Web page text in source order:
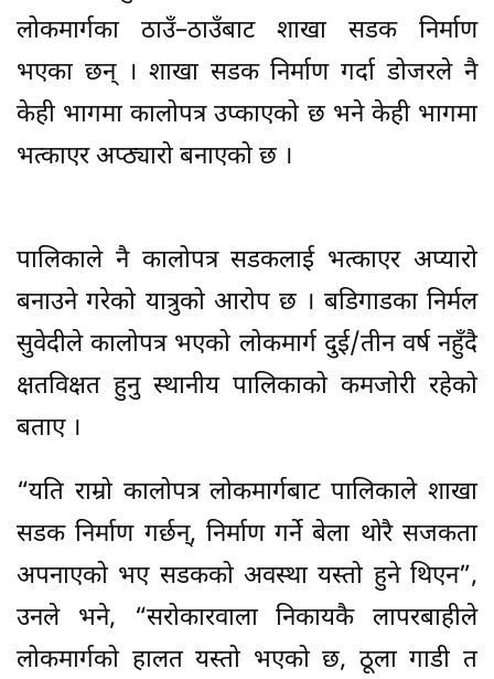
लोकमार्गका ठाउँ–ठाउँबाट शाखा सडक निर्माण
भएका छन् । शाखा सडक निर्माण गर्दा डोजरले नै
केही भागमा कालोपत्र उप्काएको छ भने केही भागमा
भत्काएर अप्ठ्यारो बनाएको छ ।
पालिकाले नै कालोपत्र सडकलाई भत्काएर अप्यारो
बनाउने गरेको यात्रुको आरोप छ । बडिगाडका निर्मल
सुवेदीले कालोपत्र भएको लोकमार्ग दुई/तीन वर्ष नहुँदै
क्षतविक्षत हुनु स्थानीय पालिकाको कमजोरी रहेको
बताए ।
“यति राम्रो कालोपत्र लोकमार्गबाट पालिकाले शाखा
सडक निर्माण गर्छन्, निर्माण गर्ने बेला थोरै सजकता
अपनाएको भए सडकको अवस्था यस्तो हुने थिएन”,
उनले भने, “सरोकारवाला निकायकै लापरबाहीले
लोकमार्गको हालत यस्तो भएको छ, ठूला गाडी त